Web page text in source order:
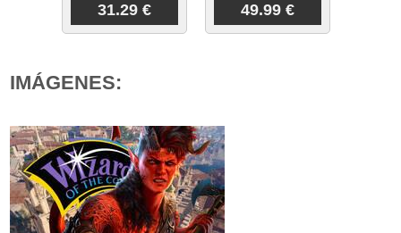
31.29 € 49.99 €
IMÁGENES: